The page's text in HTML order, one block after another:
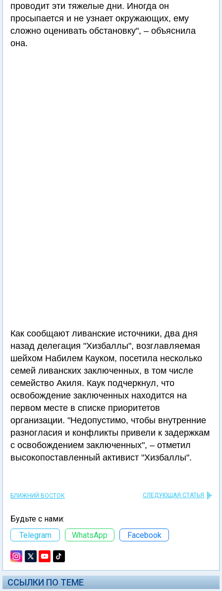
проводит эти тяжелые дни. Иногда он
просыпается и не узнает окружающих, ему
сложно оценивать обстановку", – объяснила
она.
Как сообщают ливанские источники, два дня
назад делегация "Хизбаллы", возглавляемая
шейхом Набилем Кауком, посетила несколько
семей ливанских заключенных, в том числе
семейство Акиля. Каук подчеркнул, что
освобождение заключенных находится на
первом месте в списке приоритетов
организации. "Недопустимо, чтобы внутренние
разногласия и конфликты привели к задержкам
с освобождением заключенных", – отметил
высокопоставленный активист "Хизбаллы".
БЛИЖНИЙ ВОСТОК СЛЕДУЮЩАЯ СТАТЬЯ
Будьте с нами:
Telegram
WhatsApp Facebook
ССЫЛКИ ПО ТЕМЕ